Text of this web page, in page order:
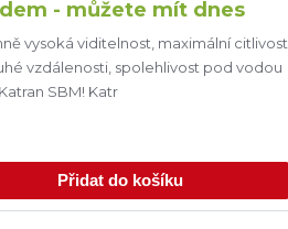
- můžete mít dnes
vysoká viditelnost, maximální citlivost
vzdálenosti, spolehlivost pod vodou
– to je Katran SBM! Katr
Přidat do košíku